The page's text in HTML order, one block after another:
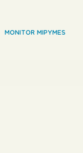
MONITOR MIPYMES